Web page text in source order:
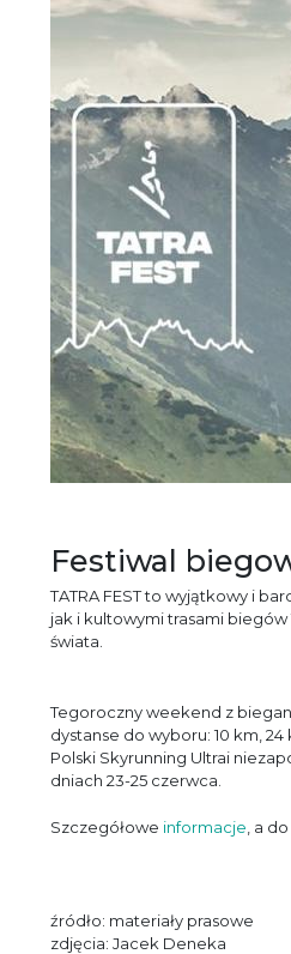
Festiwal
TATRA FEST to wyjątkowy i
jak i kultowymi trasami biegów
świata.
Tegoroczny weekend z
dystanse do wyboru: 10 km, 24
Polski Skyrunning Ultrai
dniach 23-25 czerwca.
Szczegółowe informacje , a
źródło: materiały prasowe
zdjęcia: Jacek Deneka